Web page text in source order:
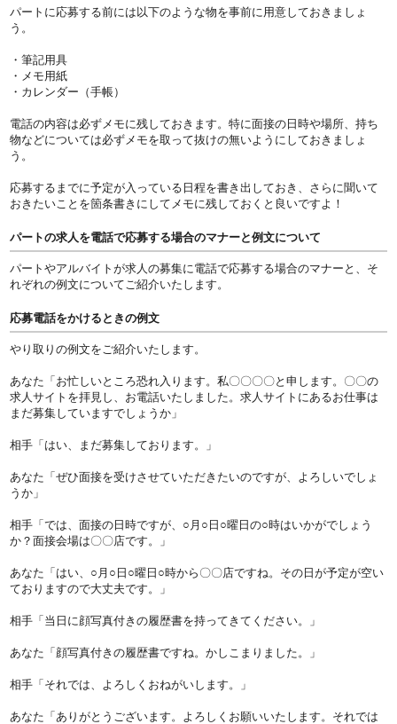
パートに応募する前には以下のような物を事前に用意しておきましょ
う。
・筆記用具
・メモ用紙
・カレンダー（手帳）
電話の内容は必ずメモに残しておきます。特に面接の日時や場所、持ち
物などについては必ずメモを取って抜けの無いようにしておきましょ
う。
応募するまでに予定が入っている日程を書き出しておき、さらに聞いて
おきたいことを箇条書きにしてメモに残しておくと良いですよ！
パートの求人を電話で応募する場合のマナーと例文について
パートやアルバイトが求人の募集に電話で応募する場合のマナーと、そ
れぞれの例文についてご紹介いたします。
応募電話をかけるときの例文
やり取りの例文をご紹介いたします。
あなた「お忙しいところ恐れ入ります。私〇〇〇〇と申します。〇〇の
求人サイトを拝見し、お電話いたしました。求人サイトにあるお仕事は
まだ募集していますでしょうか」
相手「はい、まだ募集しております。」
あなた「ぜひ面接を受けさせていただきたいのですが、よろしいでしょ
うか」
相手「では、面接の日時ですが、○月○日○曜日の○時はいかがでしょう
か？面接会場は〇〇店です。」
あなた「はい、○月○日○曜日○時から〇〇店ですね。その日が予定が空い
ておりますので大丈夫です。」
相手「当日に顔写真付きの履歴書を持ってきてください。」
あなた「顔写真付きの履歴書ですね。かしこまりました。」
相手「それでは、よろしくおねがいします。」
あなた「ありがとうございます。よろしくお願いいたします。それでは